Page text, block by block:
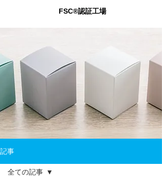
FSC®認証工場
記事
全ての記事